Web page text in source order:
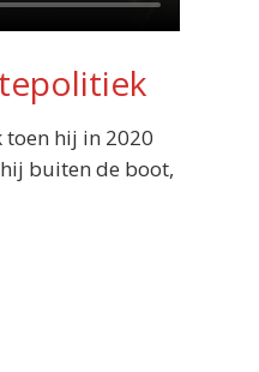
hij in 2020
buiten de boot,